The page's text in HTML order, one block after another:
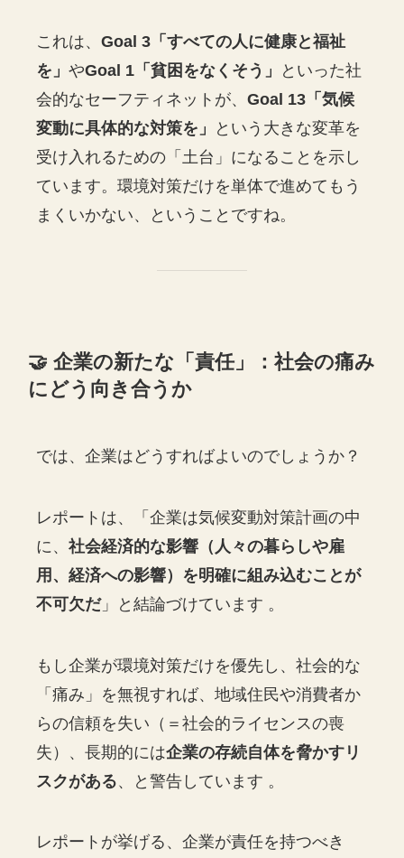
これは、Goal 3「すべての人に健康と福祉
を」やGoal 1「貧困をなくそう」
といった社
会的なセーフティネットが、Goal 13「気候
変動に具体的な対策を」
という大きな変革を
受け入れるための「土台」になることを示し
ています。環境対策だけを単体で進めてもう
まくいかない、ということですね。
🤝 企業の新たな「責任」：社会の痛み
にどう向き合うか
では、企業はどうすればよいのでしょうか？
レポートは、「企業は気候変動対策計画の中
に、社会経済的な影響（人々の暮らしや雇
用、経済への影響）を明確に組み込むことが
不可欠だ」と結論づけています 。
もし企業が環境対策だけを優先し、社会的な
「痛み」を無視すれば、地域住民や消費者か
らの信頼を失い（＝社会的ライセンスの喪
失）、長期的には企業の存続自体を脅かすリ
スクがある、と警告しています 。
レポートが挙げる、企業が責任を持つべき